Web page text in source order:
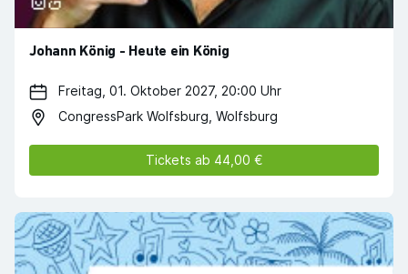
Johann König - Heute ein König
Freitag, 01. Oktober 2027, 20:00 Uhr
CongressPark Wolfsburg, Wolfsburg
Tickets ab 44,00 €